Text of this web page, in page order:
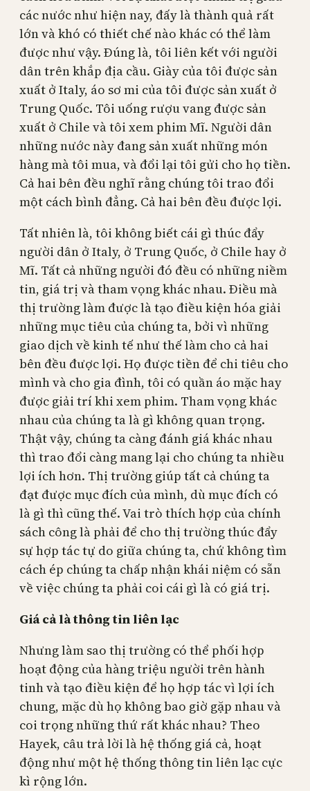
các nước như hiện nay, đấy là thành quả rất
lớn và khó có thiết chế nào khác có thể làm
được như vậy. Đúng là, tôi liên kết với người
dân trên khắp địa cầu. Giày của tôi được sản
xuất ở Italy, áo sơ mi của tôi được sản xuất ở
Trung Quốc. Tôi uống rượu vang được sản
xuất ở Chile và tôi xem phim Mĩ. Người dân
những nước này đang sản xuất những món
hàng mà tôi mua, và đổi lại tôi gửi cho họ tiền.
Cả hai bên đều nghĩ rằng chúng tôi trao đổi
một cách bình đẳng. Cả hai bên đều được lợi.
Tất nhiên là, tôi không biết cái gì thúc đẩy
người dân ở Italy, ở Trung Quốc, ở Chile hay ở
Mĩ. Tất cả những người đó đều có những niềm
tin, giá trị và tham vọng khác nhau. Điều mà
thị trường làm được là tạo điều kiện hóa giải
những mục tiêu của chúng ta, bởi vì những
giao dịch về kinh tế như thế làm cho cả hai
bên đều được lợi. Họ được tiền để chi tiêu cho
mình và cho gia đình, tôi có quần áo mặc hay
được giải trí khi xem phim. Tham vọng khác
nhau của chúng ta là gì không quan trọng.
Thật vậy, chúng ta càng đánh giá khác nhau
thì trao đổi càng mang lại cho chúng ta nhiều
lợi ích hơn. Thị trường giúp tất cả chúng ta
đạt được mục đích của mình, dù mục đích có
là gì thì cũng thế. Vai trò thích hợp của chính
sách công là phải để cho thị trường thúc đẩy
sự hợp tác tự do giữa chúng ta, chứ không tìm
cách ép chúng ta chấp nhận khái niệm có sẵn
về việc chúng ta phải coi cái gì là có giá trị.
Giá cả là thông tin liên lạc
Nhưng làm sao thị trường có thể phối hợp
hoạt động của hàng triệu người trên hành
tinh và tạo điều kiện để họ hợp tác vì lợi ích
chung, mặc dù họ không bao giờ gặp nhau và
coi trọng những thứ rất khác nhau? Theo
Hayek, câu trả lời là hệ thống giá cả, hoạt
động như một hệ thống thông tin liên lạc cực
kì rộng lớn.